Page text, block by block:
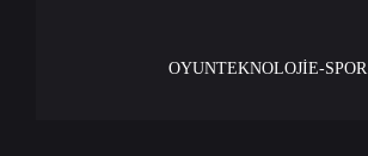
OYUNTEKNOLOJİE-SPOR